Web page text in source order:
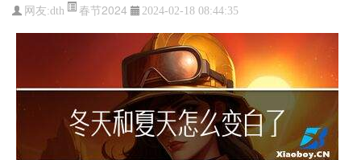
网友:dth 春节2024 2024-02-18 08:44:35